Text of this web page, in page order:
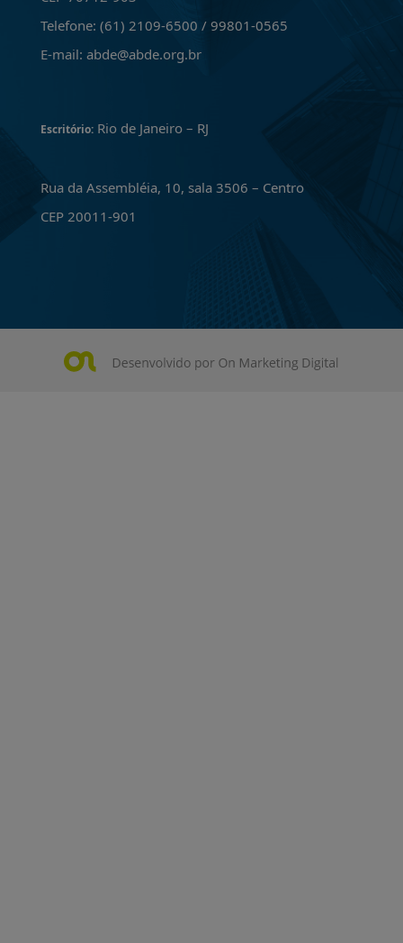
Telefone: (61) 2109-6500 / 99801-0565
E-mail: abde@abde.org.br
Escritório:Rio de Janeiro – RJ
Rua da Assembléia, 10, sala 3506 – Centro
CEP 20011-901